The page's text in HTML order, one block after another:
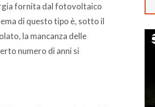
fornita dal fotovoltaico
di questo tipo è, sotto il
la mancanza delle
numero di anni si